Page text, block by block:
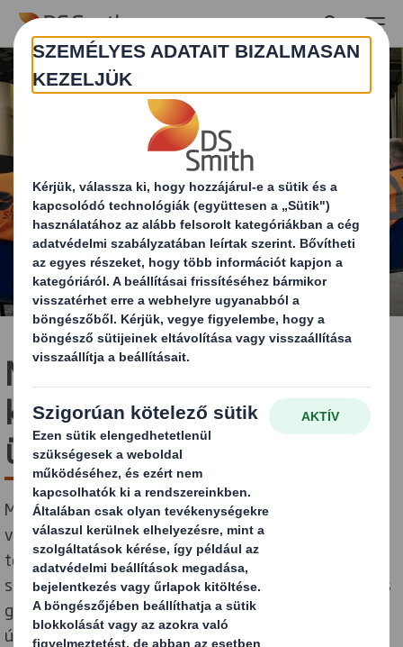
Skip to main content
Miért a legjobb döntés a
körforgásos gazdaság
üzleti szempontból is
Minden jel arra utal, hogy a fogyasztók többet
vásárolnak, a befektetők nagyobb befektetést
tesznek és a legtehetségesebbeket azok a
szervezetek vonzzák, amelyek áttérnek a körforgásos
gazdaságra. Bárhol is tartson vállalkozása ezen az
úton, mi segítünk Önnek.